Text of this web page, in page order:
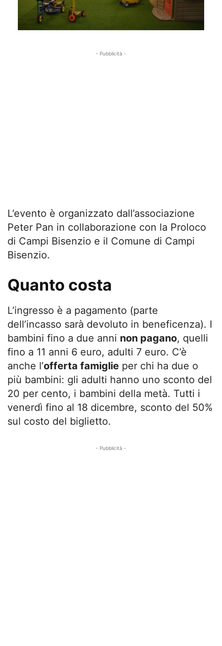
- Pubblicità -
L’evento è organizzato dall’associazione
Peter Pan in collaborazione con la Proloco
di Campi Bisenzio e il Comune di Campi
Bisenzio.
Quanto costa
L’ingresso è a pagamento (parte
dell’incasso sarà devoluto in beneficenza). I
bambini fino a due anni non pagano, quelli
fino a 11 anni 6 euro, adulti 7 euro. C’è
anche l’offerta famiglie per chi ha due o
più bambini: gli adulti hanno uno sconto del
20 per cento, i bambini della metà. Tutti i
venerdì fino al 18 dicembre, sconto del 50%
sul costo del biglietto.
- Pubblicità -